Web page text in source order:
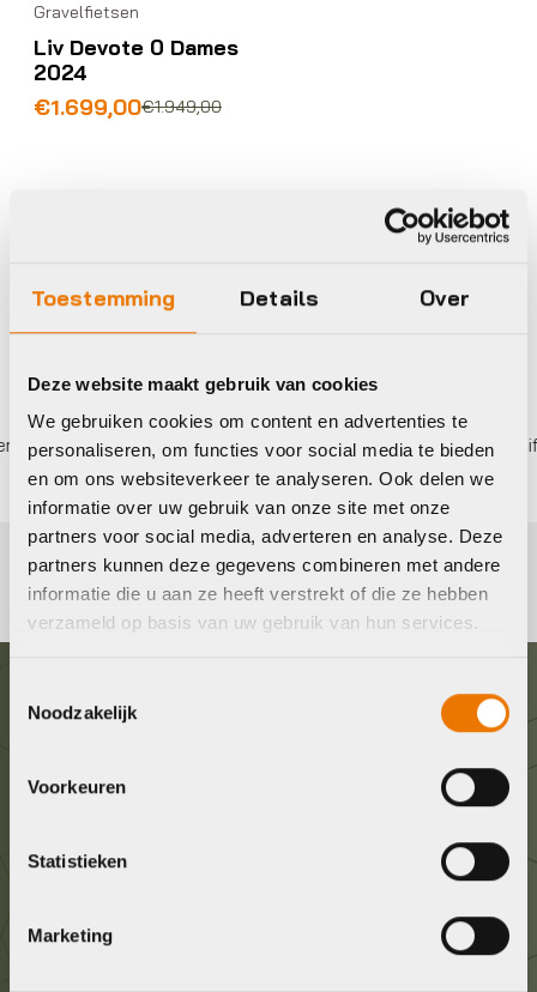
Toestemming Details Over
Deze website maakt gebruik van cookies
We gebruiken cookies om content en advertenties te
personaliseren, om functies voor social media te bieden
en om ons websiteverkeer te analyseren. Ook delen we
informatie over uw gebruik van onze site met onze
partners voor social media, adverteren en analyse. Deze
partners kunnen deze gegevens combineren met andere
informatie die u aan ze heeft verstrekt of die ze hebben
verzameld op basis van uw gebruik van hun services.
Noodzakelijk
Voorkeuren
Statistieken
Marketing
Gravelfietsen
Liv Devote 0 Dames
2024
€1.949,00
Oorspronkelijke
€1.699,00
Huidige
0%rente Eigen werkplaats met
Graag in contact komen?
Wij staan voor je klaar! Neem contact op via de